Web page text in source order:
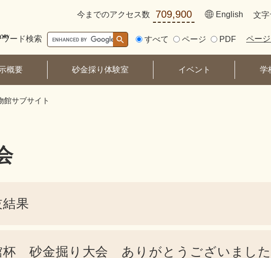
今までのアクセス数 709,900 English 文
ード検索 すべて ページ PDF ペー
概要 砂金採り体験室 イベント 学
館サブサイト
果
杯 砂金掘り大会 ありがとうございまし